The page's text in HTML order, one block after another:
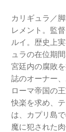
カリギュラ／
レメント。監
ルイ。歴史上
ュラの在位期
宮廷内の腐敗
誌のオーナー
ローマ帝国の
快楽を求め、
は、カプリ島
魔に犯された